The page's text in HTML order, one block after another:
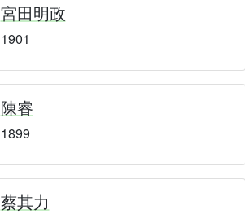
宮田明政
1901
陳睿
1899
蔡其力